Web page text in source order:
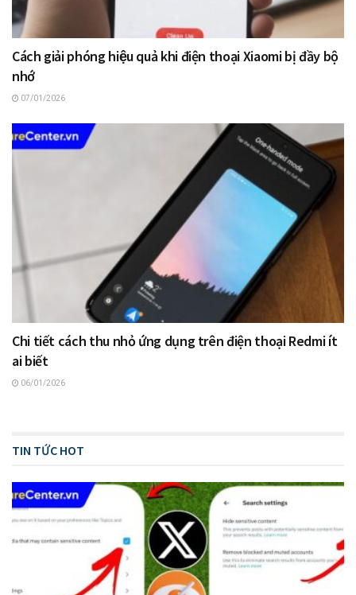
Cách giải phóng hiệu quả khi điện thoại Xiaomi bị đầy bộ
nhớ
07/01/2026
Chi tiết cách thu nhỏ ứng dụng trên điện thoại Redmi ít
ai biết
06/01/2026
TIN TỨC HOT